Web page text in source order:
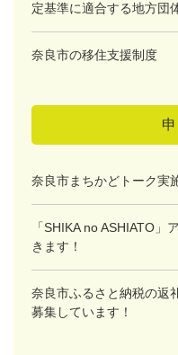
定基準に適合する地方団
奈良市の移住支援制度
奈良市まちかどトーク実
「SHIKA no ASHIATO
きます！
奈良市ふるさと納税の返
募集しています！